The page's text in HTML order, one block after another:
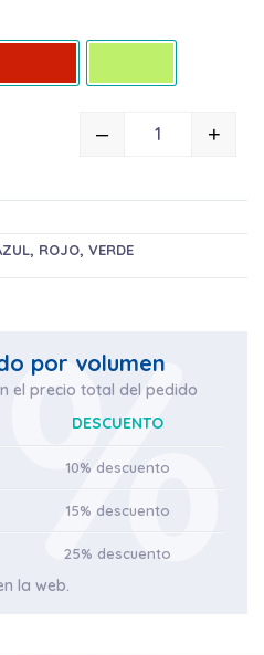
FREGONAS
– +
, ROJO, VERDE
por volumen
el precio total del pedido
DESCUENTO
10% descuento
15% descuento
25% descuento
la web.